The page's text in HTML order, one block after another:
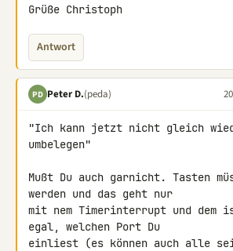
Grüße Christoph
Antwort
PD Peter D.(peda)
"Ich kann jetzt nicht gleich
umbelegen"
Mußt Du auch garnicht. Tasten
werden und das geht nur
mit nem Timerinterrupt und
egal, welchen Port Du
einliest (es können auch alle